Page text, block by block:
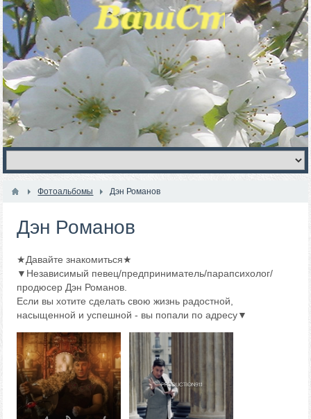
Фотоальбомы Дэн Романов
Дэн Романов
★Давайте знакомиться★
▼Независимый певец/предприниматель/парапсихолог/
продюсер Дэн Романов.
Если вы хотите сделать свою жизнь радостной,
насыщенной и успешной - вы попали по адресу▼